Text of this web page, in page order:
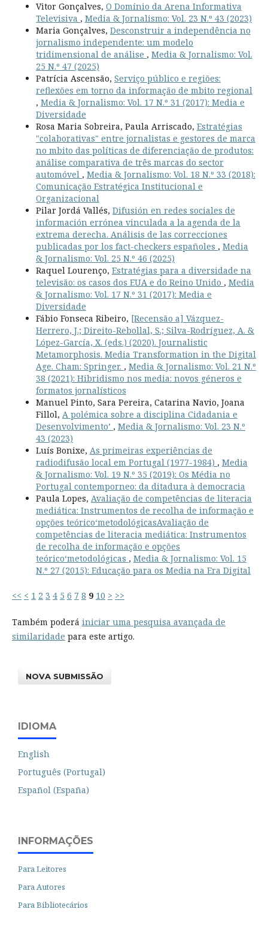
Vitor Gonçalves, O Domínio da Arena Informativa
Televisiva , Media & Jornalismo: Vol. 23 N.º 43 (2023)
Maria Gonçalves, Desconstruir a independência no
jornalismo independente: um modelo
tridimensional de análise , Media & Jornalismo: Vol.
25 N.º 47 (2025)
Patrícia Ascensão, Serviço público e regiões:
reflexões em torno da informação de mbito regional
, Media & Jornalismo: Vol. 17 N.º 31 (2017): Media e
Diversidade
Rosa Maria Sobreira, Paula Arriscado, Estratégias
"colaborativas" entre jornalistas e gestores de marca
no mbito das políticas de diferenciação de produtos:
análise comparativa de três marcas do sector
automóvel , Media & Jornalismo: Vol. 18 N.º 33 (2018):
Comunicação Estratégica Institucional e
Organizacional
Pilar Jordá Vallés, Difusión en redes sociales de
información errónea vinculada a la agenda de la
extrema derecha. Análisis de las correcciones
publicadas por los fact-checkers españoles , Media
& Jornalismo: Vol. 25 N.º 46 (2025)
Raquel Lourenço, Estratégias para a diversidade na
televisão: os casos dos EUA e do Reino Unido , Media
& Jornalismo: Vol. 17 N.º 31 (2017): Media e
Diversidade
Fábio Fonseca Ribeiro, [Recensão a] Vázquez-
Herrero, J.; Direito-Rebollal, S.; Silva-Rodríguez, A. &
López-García, X. (eds.) (2020). Journalistic
Metamorphosis. Media Transformation in the Digital
Age. Cham: Springer. , Media & Jornalismo: Vol. 21 N.º
38 (2021): Hibridismo nos media: novos géneros e
formatos jornalísticos
Manuel Pinto, Sara Pereira, Catarina Navio, Joana
Fillol, A polémica sobre a disciplina Cidadania e
Desenvolvimento’ , Media & Jornalismo: Vol. 23 N.º
43 (2023)
Luís Bonixe, As primeiras experiências de
radiodifusão local em Portugal (1977-1984) , Media
& Jornalismo: Vol. 19 N.º 35 (2019): Os Média no
Portugal contemporneo: da ditadura à democracia
Paula Lopes, Avaliação de competências de literacia
mediática: Instrumentos de recolha de informação e
opções teórico‘metodológicasAvaliação de
competências de literacia mediática: Instrumentos
de recolha de informação e opções
teórico‘metodológicas , Media & Jornalismo: Vol. 15
N.º 27 (2015): Educação para os Media na Era Digital
<< < 1 2 3 4 5 6 7 8 9 10 > >>
Também poderá iniciar uma pesquisa avançada de
similaridade para este artigo.
NOVA SUBMISSÃO
IDIOMA
English
Português (Portugal)
Español (España)
INFORMAÇÕES
Para Leitores
Para Autores
Para Bibliotecários